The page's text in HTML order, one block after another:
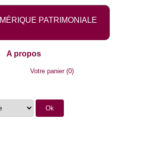
PATRIMONIALE
A propos
Votre panier(0)